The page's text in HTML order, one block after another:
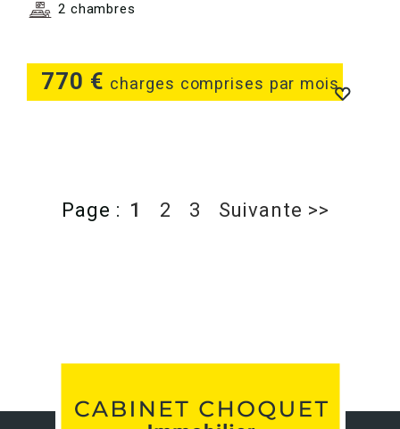
770 € charges comprises par mois
2 chambres
Page : 1 2 3 Suivante >>